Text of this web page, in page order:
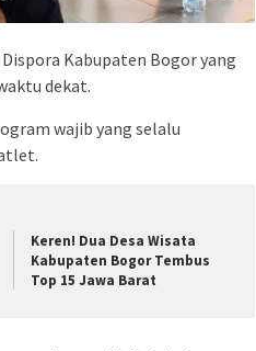
Kabupaten Bogor yang
dekat.
wajib yang selalu
Keren! Dua Desa Wisata
Kabupaten Bogor Tembus
Top 15 Jawa Barat